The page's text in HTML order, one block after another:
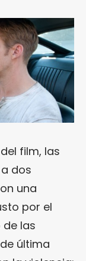
film, las
dos
una
por el
las
última